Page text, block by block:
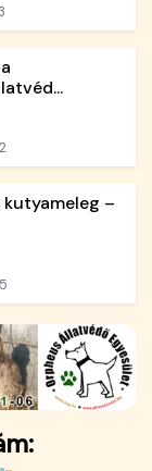
kutyameleg –